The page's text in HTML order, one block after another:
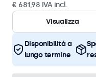
€ 681,98 IVA incl.
Visualizza
Disponibilità a
lungo termine